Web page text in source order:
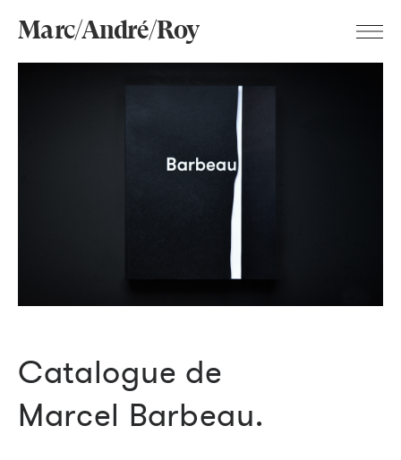
Marc/André/Roy
Catalogue de
Marcel Barbeau.